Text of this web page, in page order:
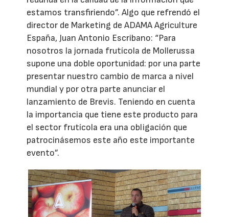
estamos transfiriendo”. Algo que refrendó el
director de Marketing de ADAMA Agriculture
España, Juan Antonio Escribano: “Para
nosotros la jornada frutícola de Mollerussa
supone una doble oportunidad: por una parte
presentar nuestro cambio de marca a nivel
mundial y por otra parte anunciar el
lanzamiento de Brevis. Teniendo en cuenta
la importancia que tiene este producto para
el sector frutícola era una obligación que
patrocinásemos este año este importante
evento”.